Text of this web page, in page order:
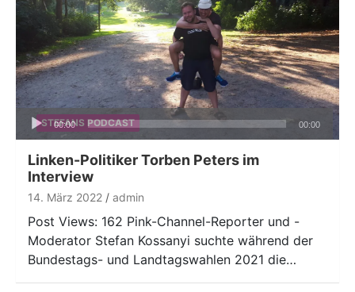
STEFANS PODCAST
Audio-
Player
00:00 00:00
Linken-Politiker Torben Peters im
Interview
14. März 2022 admin
Post Views: 162 Pink-Channel-Reporter und -
Moderator Stefan Kossanyi suchte während der
Bundestags- und Landtagswahlen 2021 die…